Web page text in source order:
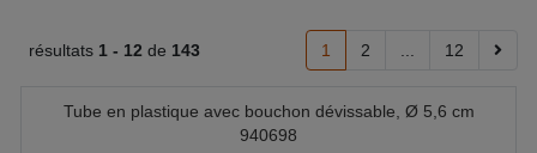
résultats 1 - 12 de 143 1 2 12
Tube en plastique avec bouchon dévissable, Ø 5,6 cm
940698